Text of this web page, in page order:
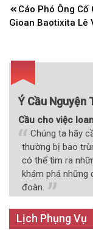
Điều
hướng
Cáo Phó Ông Cố
Gioan Baotixita Lê
Ý Cầu Nguyện
Cầu cho việc
Chúng ta hãy
thường bị bao
có thể tìm ra
khám phá những
đoàn.
Lịch Phụng Vụ